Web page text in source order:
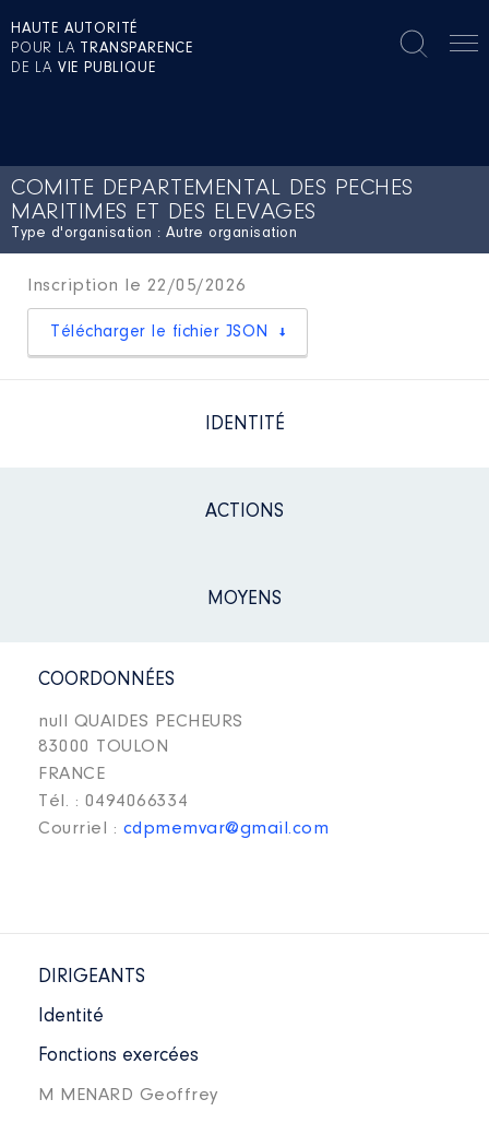
HAUTE AUTORITÉ
POUR LA TRANSPARENCE
DE LA VIE PUBLIQUE
COMITE DEPARTEMENTAL DES PECHES
MARITIMES ET DES ELEVAGES
Type d'organisation : Autre organisation
Inscription le 22/05/2026
Télécharger le fichier JSON
IDENTITÉ
ACTIONS
MOYENS
COORDONNÉES
null QUAIDES PECHEURS
83000 TOULON
FRANCE
Tél. : 0494066334
Courriel : cdpmemvar@gmail.com
DIRIGEANTS
Identité
Fonctions exercées
M MENARD Geoffrey